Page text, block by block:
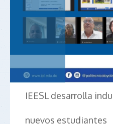
IEESL desarrolla
nuevos estudiantes